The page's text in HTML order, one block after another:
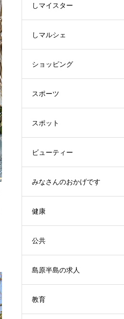
島原半島の
2023バレン
バレンタイ
しマイスター
しマルシェ
ショッピング
スポーツ
スポット
ビューティー
みなさんのおかげです
健康
公共
島原半島の求人
教育